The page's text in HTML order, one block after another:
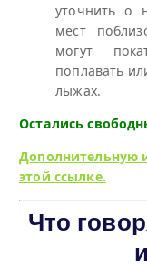
уточнить о
мест
могут
поплавать
лыжах.
Остались
Дополнительную
этой ссылке.
Что